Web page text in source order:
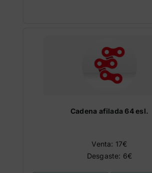
Cadena afilada 64 esl.
Venta: 17€
Desgaste: 6€